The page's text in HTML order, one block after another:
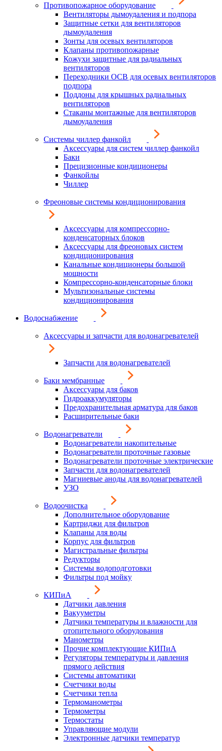
Противопожарное оборудование
Вентиляторы дымоудаления и подпора
Защитные сетки для вентиляторов
дымоудаления
Зонты для осевых вентиляторов
Клапаны противопожарные
Кожухи защитные для радиальных
вентиляторов
Переходники ОСВ для осевых вентиляторов
подпора
Поддоны для крышных радиальных
вентиляторов
Стаканы монтажные для вентиляторов
дымоудаления
Системы чиллер фанкойл
Аксессуары для систем чиллер фанкойл
Баки
Прецизионные кондиционеры
Фанкойлы
Чиллер
Фреоновые системы кондиционирования
Аксессуары для компрессорно-
конденсаторных блоков
Аксессуары для фреоновых систем
кондиционирования
Канальные кондиционеры большой
мощности
Компрессорно-конденсаторные блоки
Мультизональные системы
кондиционирования
Водоснабжение
Аксессуары и запчасти для водонагревателей
Запчасти для водонагревателей
Баки мембранные
Аксессуары для баков
Гидроаккумуляторы
Предохранительная арматура для баков
Расширительные баки
Водонагреватели
Водонагреватели накопительные
Водонагреватели проточные газовые
Водонагреватели проточные электрические
Запчасти для водонагревателей
Магниевые аноды для водонагревателей
УЗО
Водоочистка
Дополнительное оборудование
Картриджи для фильтров
Клапаны для воды
Корпус для фильтров
Магистральные фильтры
Редукторы
Системы водоподготовки
Фильтры под мойку
КИПиА
Датчики давления
Вакууметры
Датчики температуры и влажности для
отопительного оборудования
Манометры
Прочие комплектующие КИПиА
Регуляторы температуры и давления
прямого действия
Системы автоматики
Счетчики воды
Счетчики тепла
Термоманометры
Термометры
Термостаты
Управляющие модули
Электронные датчики температур